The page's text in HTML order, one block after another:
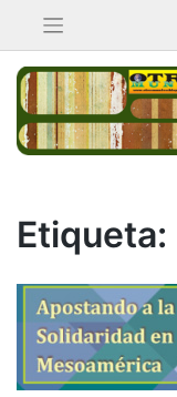
contenido
Etiqueta: